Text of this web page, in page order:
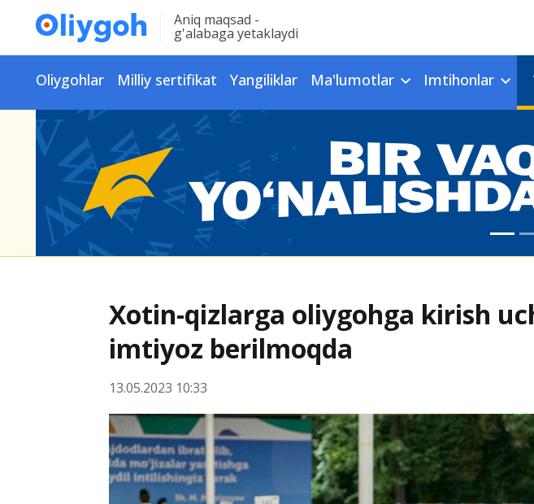
Aniq maqsad -
g'alabaga yetaklaydi
Oliygohlar Milliy sertifikat Yangiliklar Ma'lumotlar Imtihonlar
Xotin-qizlarga oliygohga kirish
imtiyoz berilmoqda
13.05.2023 10:33